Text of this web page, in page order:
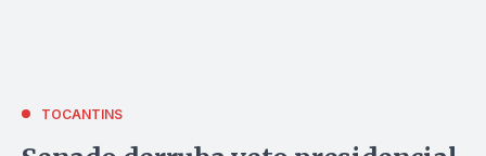
TOCANTINS